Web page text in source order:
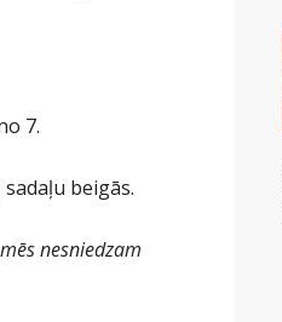
7.
beigās.
nesniedzam